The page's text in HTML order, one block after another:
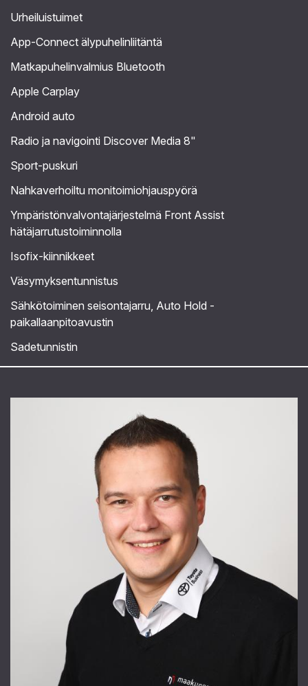
Urheiluistuimet
App-Connect älypuhelinliitäntä
Matkapuhelinvalmius Bluetooth
Apple Carplay
Android auto
Radio ja navigointi Discover Media 8"
Sport-puskuri
Nahkaverhoiltu monitoimiohjauspyörä
Ympäristönvalvontajärjestelmä Front Assist
hätäjarrutustoiminnolla
Isofix-kiinnikkeet
Väsymyksentunnistus
Sähkötoiminen seisontajarru, Auto Hold -
paikallaanpitoavustin
Sadetunnistin